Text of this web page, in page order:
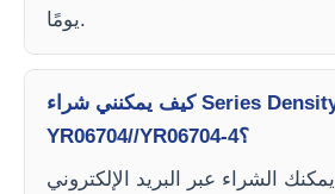
يومًا.
كيف يمكنني شراء Series Density Balance
YR06704//YR06704-4؟
يمكنك الشراء عبر البريد الإلكتروني